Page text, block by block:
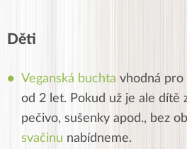
Děti
Veganská buchta vhodná pro
od 2 let. Pokud už je ale dítě
pečivo, sušenky apod., bez
svačinu nabídneme.